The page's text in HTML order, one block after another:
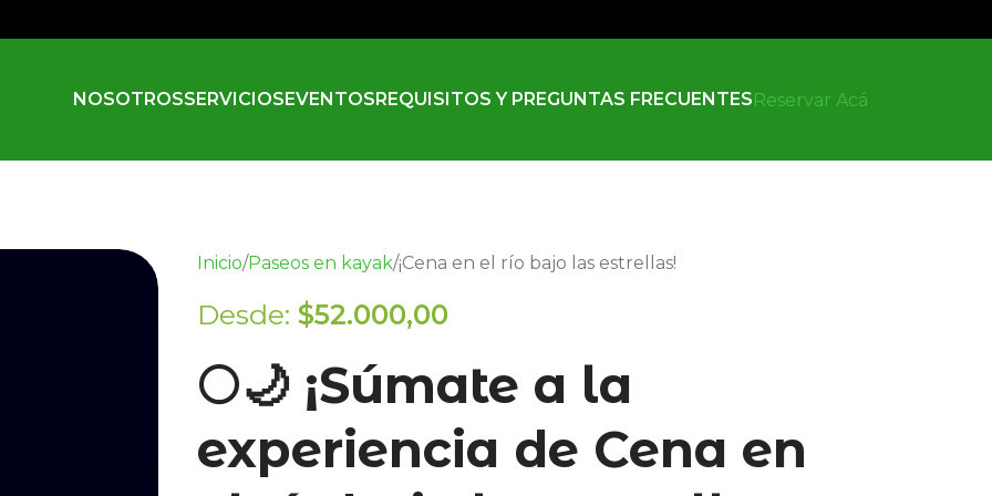
NOSOTROSSERVICIOSEVENTOSREQUISITOS Y PREGUNTAS FRECUENTESReservar Acá
Inicio Paseos en kayak ¡Cena en el río bajo las estrellas!
Desde: $52.000,00
🌕🌙 ¡Súmate a la
experiencia de Cena en